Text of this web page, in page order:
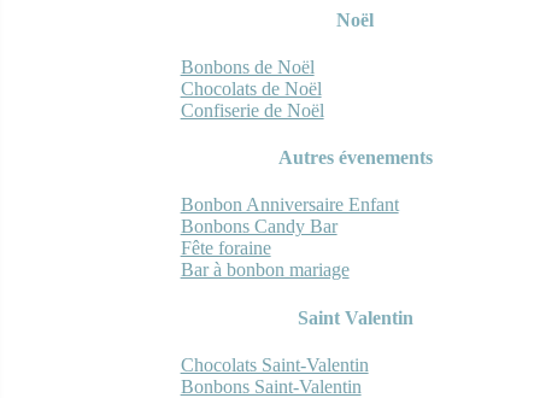
Noël
Bonbons de Noël
Chocolats de Noël
Confiserie de Noël
Autres évenements
Bonbon Anniversaire Enfant
Bonbons Candy Bar
Fête foraine
Bar à bonbon mariage
Saint Valentin
Chocolats Saint-Valentin
Bonbons Saint-Valentin